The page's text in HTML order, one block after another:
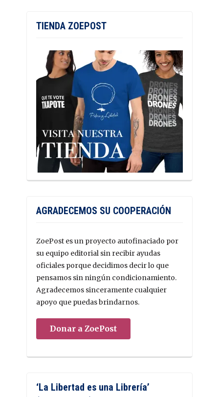
TIENDA ZOEPOST
AGRADECEMOS SU COOPERACIÓN
ZoePost es un proyecto autofinaciado por
su equipo editorial sin recibir ayudas
oficiales porque decidimos decir lo que
pensamos sin ningún condicionamiento.
Agradecemos sinceramente cualquier
apoyo que puedas brindarnos.
Donar a ZoePost
‘La Libertad es una Librería’